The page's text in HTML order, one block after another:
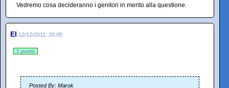
Vedremo cosa decideranno i genitori in merito alla questione.
El 12/12/2011, 20:05
1 punto
Posted By: Marok